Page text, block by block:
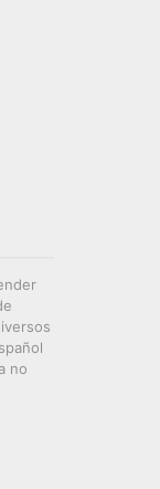
no